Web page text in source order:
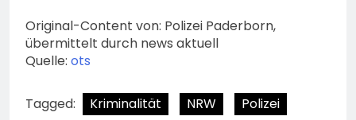
Original-Content von: Polizei Paderborn,
übermittelt durch news aktuell
Quelle: ots
Tagged: Kriminalität NRW Polizei